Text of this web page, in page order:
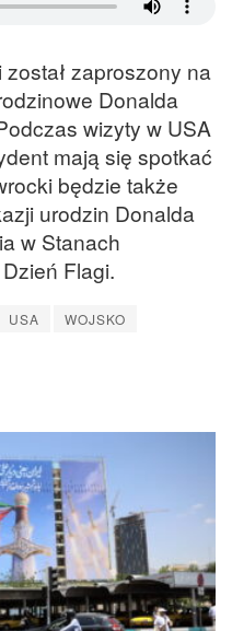
zaproszony na
Donalda
wizyty w USA
mają się spotkać
będzie także
urodzin Donalda
w Stanach
Flagi.
USA WOJSKO